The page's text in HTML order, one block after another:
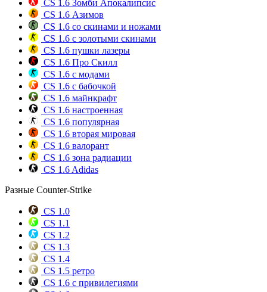
CS 1.6 Зомби Апокалипсис
CS 1.6 Азимов
CS 1.6 со скинами и ножами
CS 1.6 с золотыми скинами
CS 1.6 пушки лазеры
CS 1.6 Про Скилл
CS 1.6 с модами
CS 1.6 с бабочкой
CS 1.6 майнкрафт
CS 1.6 настроенная
CS 1.6 популярная
CS 1.6 вторая мировая
CS 1.6 валорант
CS 1.6 зона радиации
CS 1.6 Adidas
Разные Counter-Strike
CS 1.0
CS 1.1
CS 1.2
CS 1.3
CS 1.4
CS 1.5 ретро
CS 1.6 с привилегиями